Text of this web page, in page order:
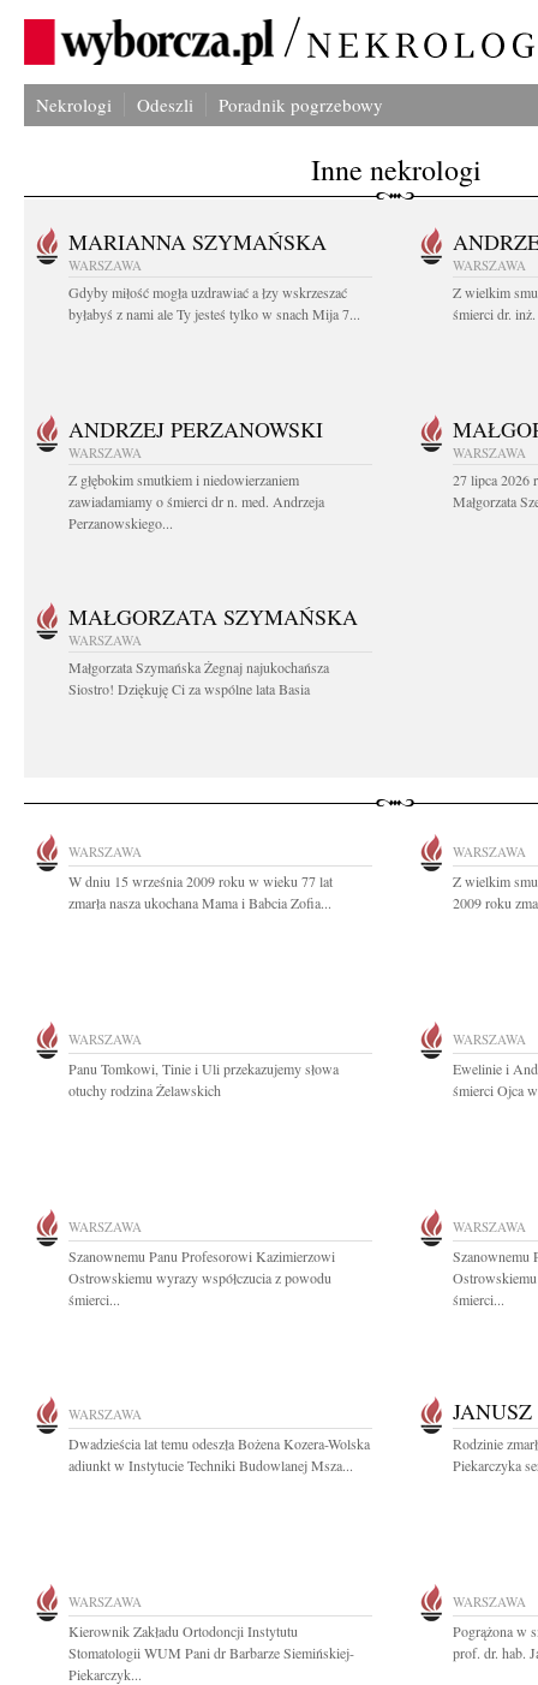
Nekrologi Odeszli Poradnik pogrzebowy
Inne nekrologi
MARIANNA SZYMAŃSKA
WARSZAWA
Gdyby miłość mogła uzdrawiać a łzy wskrzeszać
byłabyś z nami ale Ty jesteś tylko w snach Mija 7...
WARSZAWA
Z wielkim
śmierci dr.
ANDRZEJ PERZANOWSKI
WARSZAWA
Z głębokim smutkiem i niedowierzaniem
zawiadamiamy o śmierci dr n. med. Andrzeja
Perzanowskiego...
WARSZAWA
27 lipca 2026
Małgorzata
MAŁGORZATA SZYMAŃSKA
WARSZAWA
Małgorzata Szymańska Żegnaj najukochańsza
Siostro! Dziękuję Ci za wspólne lata Basia
WARSZAWA
W dniu 15 września 2009 roku w wieku 77 lat
zmarła nasza ukochana Mama i Babcia Zofia...
WARSZAWA
Z wielkim
2009 roku
WARSZAWA
Panu Tomkowi, Tinie i Uli przekazujemy słowa
otuchy rodzina Żelawskich
WARSZAWA
Ewelinie i
śmierci Ojca
WARSZAWA
Szanownemu Panu Profesorowi Kazimierzowi
Ostrowskiemu wyrazy współczucia z powodu
śmierci...
WARSZAWA
Szanownemu
śmierci...
WARSZAWA
Dwadzieścia lat temu odeszła Bożena Kozera-Wolska
adiunkt w Instytucie Techniki Budowlanej Msza...
Rodzinie
Piekarczyka
WARSZAWA
Kierownik Zakładu Ortodoncji Instytutu
Stomatologii WUM Pani dr Barbarze Siemińskiej-
Piekarczyk...
WARSZAWA
Pogrążona w
prof. dr. hab.